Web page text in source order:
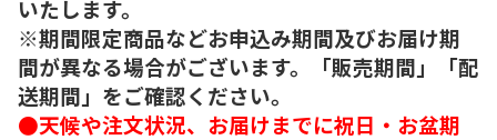
いたします。
※期間限定商品などお申込み期間及びお届け期
間が異なる場合がございます。「販売期間」「配
送期間」をご確認ください。
●天候や注文状況、お届けまでに祝日・お盆期